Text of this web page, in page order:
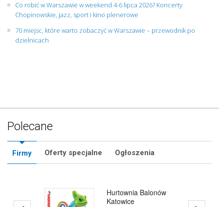
Co robić w Warszawie w weekend 4-6 lipca 2026? Koncerty
Chopinowskie, jazz, sport i kino plenerowe
70 miejsc, które warto zobaczyć w Warszawie – przewodnik po
dzielnicach
Polecane
Firmy Oferty specjalne Ogłoszenia
Hurtownia Balonów
Katowice